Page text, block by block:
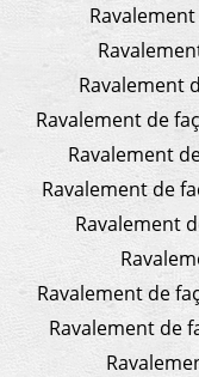
Ravalement
Ravalement de
Ravalement
Ravalement de
Ravalement
Ravalement de
Ravalement de